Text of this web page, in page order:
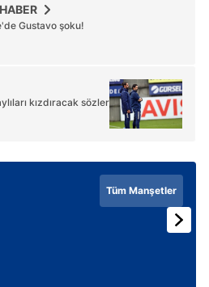
Gustavo şoku!
kızdıracak sözler
Tüm Manşetler